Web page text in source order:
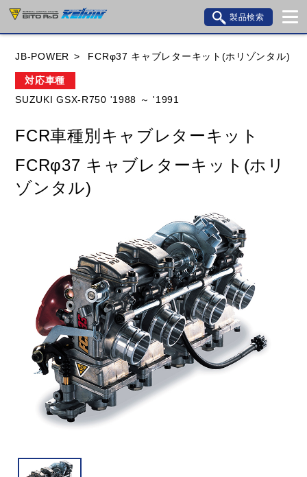
製品検索
HUSQVANA
閉じる
JB-POWER FCRφ37 キャブレターキット(ホリゾンタル)
対応車種
SUZUKI GSX-R750 '1988 ～ '1991
FCR車種別キャブレターキット
FCRφ37 キャブレターキット(ホリ
ゾンタル)